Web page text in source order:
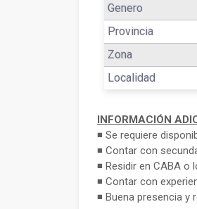
Genero
Provincia
Zona
Localidad
INFORMACIÓN
◾ Se requiere
◾ Contar con
◾ Residir en CABA o
◾ Contar con
◾ Buena presencia y